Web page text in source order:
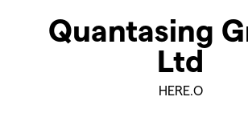
Quantasing
Ltd
HERE.O